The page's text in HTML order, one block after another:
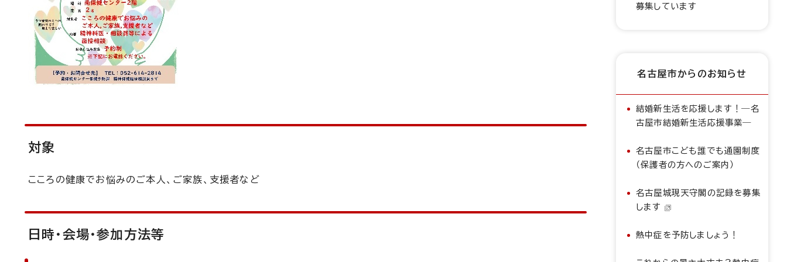
対象
こころの健康でお悩みのご本人、ご家族、支援者など
日時・会場・参加方法等
募集しています
名古屋市からのお知らせ
結婚新生活を応援します！―名
古屋市結婚新生活応援事業―
名古屋市こども誰でも通園制度
（保護者の方へのご案内）
名古屋城現天守閣の記録を募集
します
熱中症を予防しましょう！